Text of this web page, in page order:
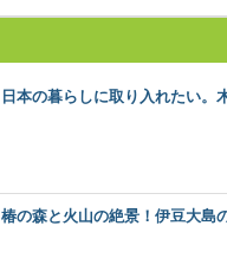
日本の暮らしに取り入れたい。
椿の森と火山の絶景！伊豆大島